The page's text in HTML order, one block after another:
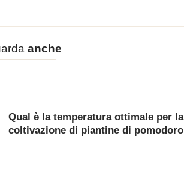
anche
Qual è la temperatura ottimale per la
coltivazione di piantine di pomodoro